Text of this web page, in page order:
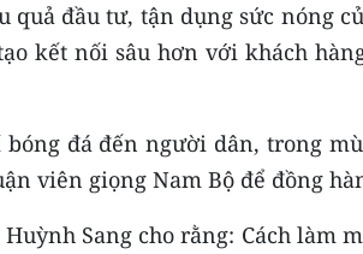
quả đầu tư, tận dụng sức nóng
kết nối sâu hơn với khách
đá đến người dân, trong
viên giọng Nam Bộ để đồng
Sang cho rằng: Cách làm